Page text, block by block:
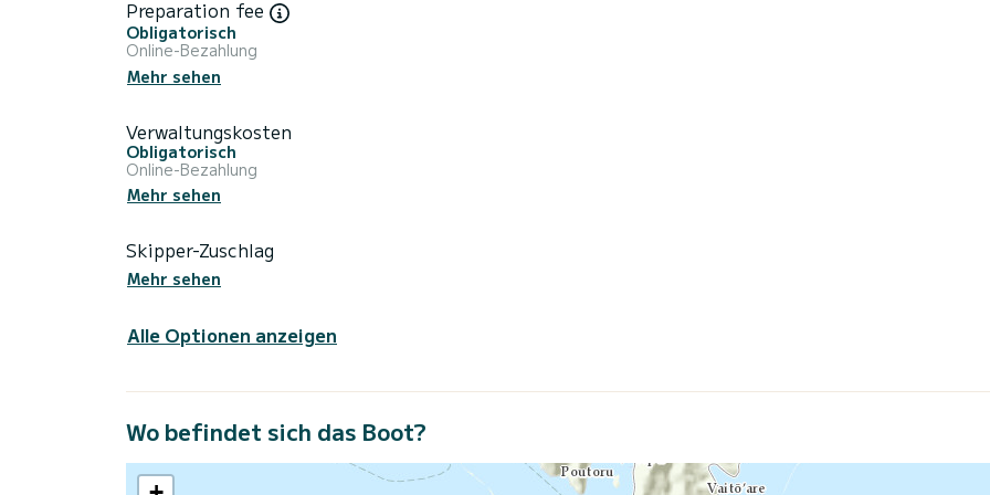
Preparation fee
Obligatorisch
Online-Bezahlung
Mehr sehen
Verwaltungskosten
Obligatorisch
Online-Bezahlung
Mehr sehen
Skipper-Zuschlag
Mehr sehen
Alle Optionen anzeigen
Wo befindet sich das Boot?